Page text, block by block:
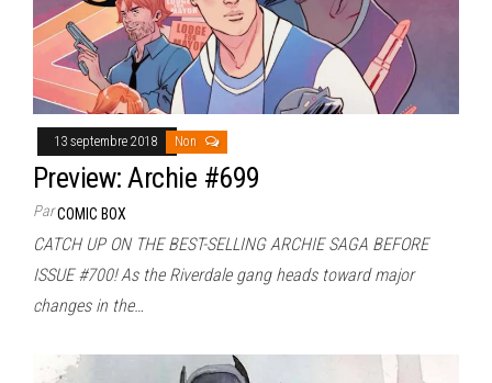
13 septembre 2018 Non
Preview: Archie #699
ParCOMIC BOX
CATCH UP ON THE BEST-SELLING ARCHIE SAGA BEFORE
ISSUE #700! As the Riverdale gang heads toward major
changes in the…